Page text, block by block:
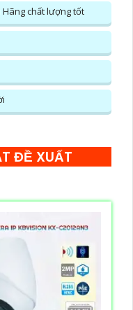
Hãng chất lượng tốt
ĐỀ XUẤT